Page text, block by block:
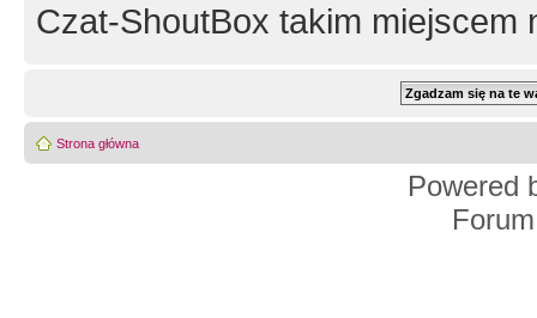
Czat-ShoutBox takim miejscem
Strona główna
Powered